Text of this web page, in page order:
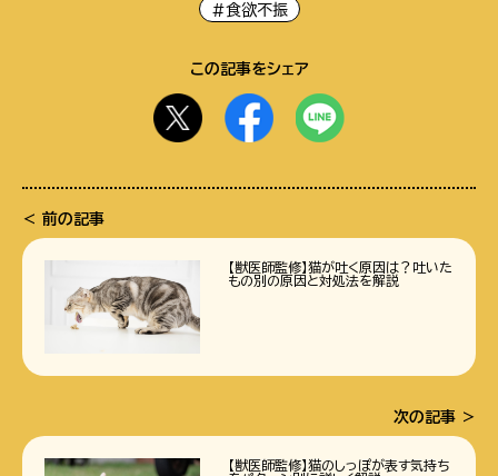
#食欲不振
この記事をシェア
前の記事
【獣医師監修】猫が吐く原因は？吐いた
もの別の原因と対処法を解説
次の記事
【獣医師監修】猫のしっぽが表す気持ち